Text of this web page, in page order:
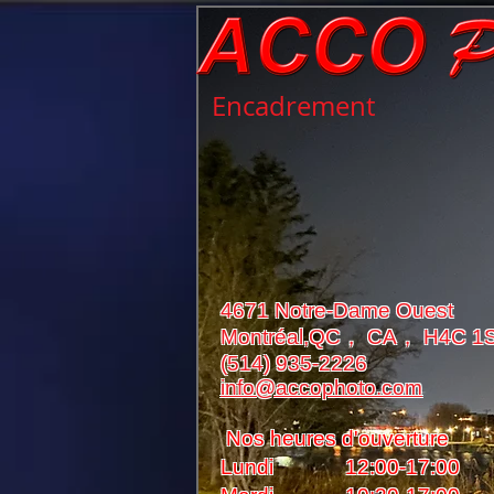
Encadrement
4671 Notre-Dame Ouest
Montréal,QC， CA， H4C
(514) 935-2226
info@accophoto.com
Nos heures d'ouverture
Lundi 12:00-17:00